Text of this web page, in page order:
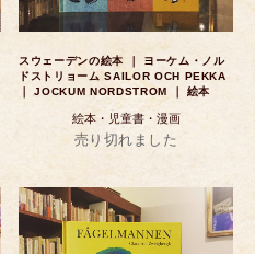
スウェーデンの絵本 ｜ ヨーケム・ノル
ドストリョーム SAILOR OCH PEKKA
｜ JOCKUM NORDSTROM ｜ 絵本
絵本・児童書・漫画
売り切れました